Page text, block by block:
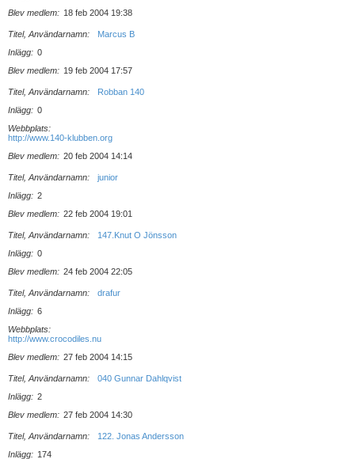
Blev medlem
18 feb 2004 19:38
Titel, Användarnamn
Marcus B
Inlägg
0
Blev medlem
19 feb 2004 17:57
Titel, Användarnamn
Robban 140
Inlägg
0
Webbplats
http://www.140-klubben.org
Blev medlem
20 feb 2004 14:14
Titel, Användarnamn
junior
Inlägg
2
Blev medlem
22 feb 2004 19:01
Titel, Användarnamn
147.Knut O Jönsson
Inlägg
0
Blev medlem
24 feb 2004 22:05
Titel, Användarnamn
drafur
Inlägg
6
Webbplats
http://www.crocodiles.nu
Blev medlem
27 feb 2004 14:15
Titel, Användarnamn
040 Gunnar Dahlqvist
Inlägg
2
Blev medlem
27 feb 2004 14:30
Titel, Användarnamn
122. Jonas Andersson
Inlägg
174